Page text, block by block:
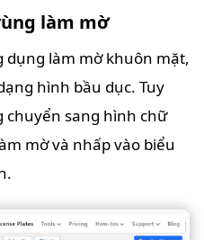
làm mờ
dụng làm mờ khuôn mặt,
hình bầu dục. Tuy
chuyển sang hình chữ
mờ và nhấp vào biểu